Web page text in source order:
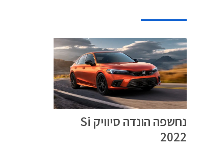
נחשפה הונדה סיוויק Si
2022